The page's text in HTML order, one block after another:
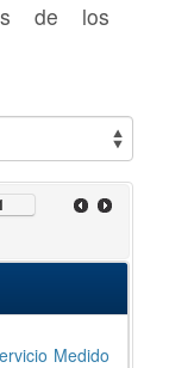
de los
Medido